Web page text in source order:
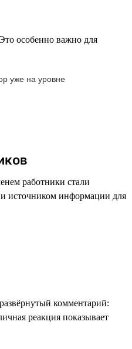
особенно важно для
уже на уровне
работники стали
и источником информации для
комментарий:
реакция показывает